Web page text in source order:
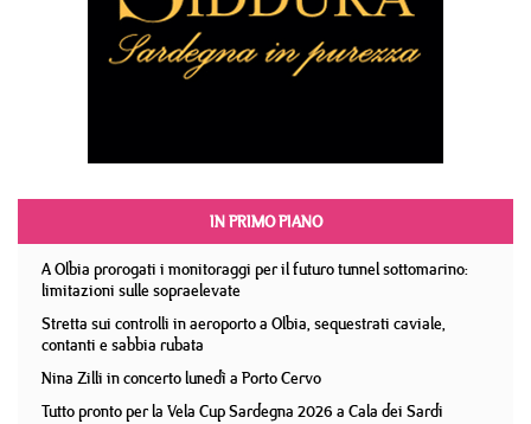
IN PRIMO PIANO
A Olbia prorogati i monitoraggi per il futuro tunnel sottomarino:
limitazioni sulle sopraelevate
Stretta sui controlli in aeroporto a Olbia, sequestrati caviale,
contanti e sabbia rubata
Nina Zilli in concerto lunedì a Porto Cervo
Tutto pronto per la Vela Cup Sardegna 2026 a Cala dei Sardi